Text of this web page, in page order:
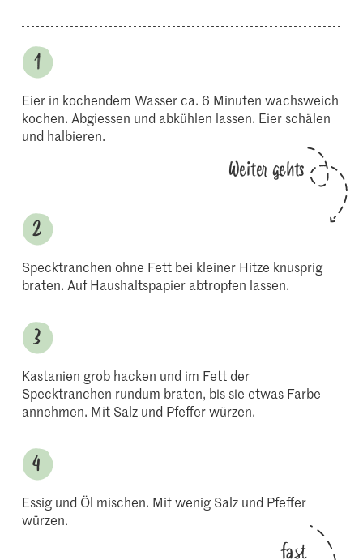
Eier in kochendem Wasser ca. 6 Minuten wachsweich
kochen. Abgiessen und abkühlen lassen. Eier schälen
und halbieren.
Weiter gehts
Specktranchen ohne Fett bei kleiner Hitze knusprig
braten. Auf Haushaltspapier abtropfen lassen.
Kastanien grob hacken und im Fett der
Specktranchen rundum braten, bis sie etwas Farbe
annehmen. Mit Salz und Pfeffer würzen.
Essig und Öl mischen. Mit wenig Salz und Pfeffer
würzen.
fast